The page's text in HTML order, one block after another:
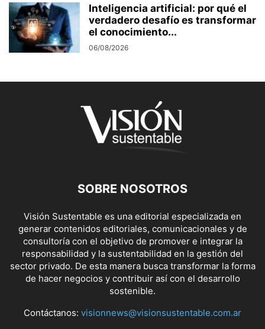
Inteligencia artificial: por qué el
verdadero desafío es transformar
el conocimiento...
06/08/2026
SOBRE NOSOTROS
Visión Sustentable es una editorial especializada en
generar contenidos editoriales, comunicacionales y de
consultoría con el objetivo de promover e integrar la
responsabilidad y la sustentabilidad en la gestión del
sector privado. De esta manera busca transformar la forma
de hacer negocios y contribuir así con el desarrollo
sostenible.
Contáctanos: visionnews@visionsustentable.com.ar